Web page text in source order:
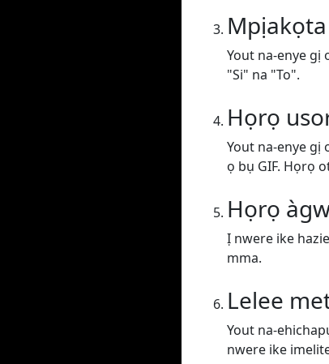
Mpịakọta
Yout na-enye
"Si" na "To".
Họrọ
Yout na-enye gị
ọ bụ GIF. Họrọ
Họrọ
Ị nwere ike
mma.
Lelee
Yout na-
nwere ike